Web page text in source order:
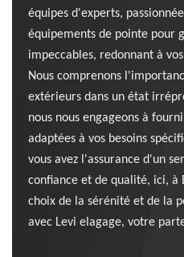
équipes d'experts,
équipements de pointe pour
impeccables, redonnant à
Nous comprenons
extérieurs dans un état
nous nous engageons à
adaptées à vos besoins
vous avez l'assurance d'un
confiance et de qualité, ici, à
choix de la sérénité et de la
avec Levi elagage, votre